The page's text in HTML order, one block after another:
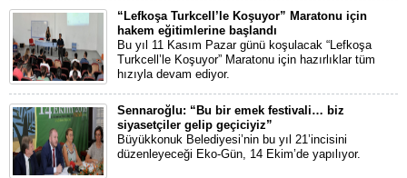
“Lefkoşa Turkcell’le Koşuyor” Maratonu için
hakem eğitimlerine başlandı
Bu yıl 11 Kasım Pazar günü koşulacak “Lefkoşa
Turkcell’le Koşuyor” Maratonu için hazırlıklar tüm
hızıyla devam ediyor.
Sennaroğlu: “Bu bir emek festivali… biz
siyasetçiler gelip geçiciyiz”
Büyükkonuk Belediyesi’nin bu yıl 21’incisini
düzenleyeceği Eko-Gün, 14 Ekim’de yapılıyor.